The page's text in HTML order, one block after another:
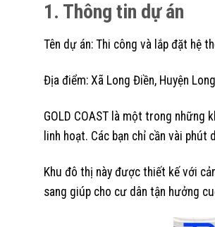
1. Thông tin dự án
Tên dự án: Thi công và lắp đặt hệ
Địa điểm: Xã Long Điền, Huyện
GOLD COAST là một trong
linh hoạt. Các bạn chỉ cần vài
Khu đô thị này được thiết kế với
sang giúp cho cư dân tận hưởng